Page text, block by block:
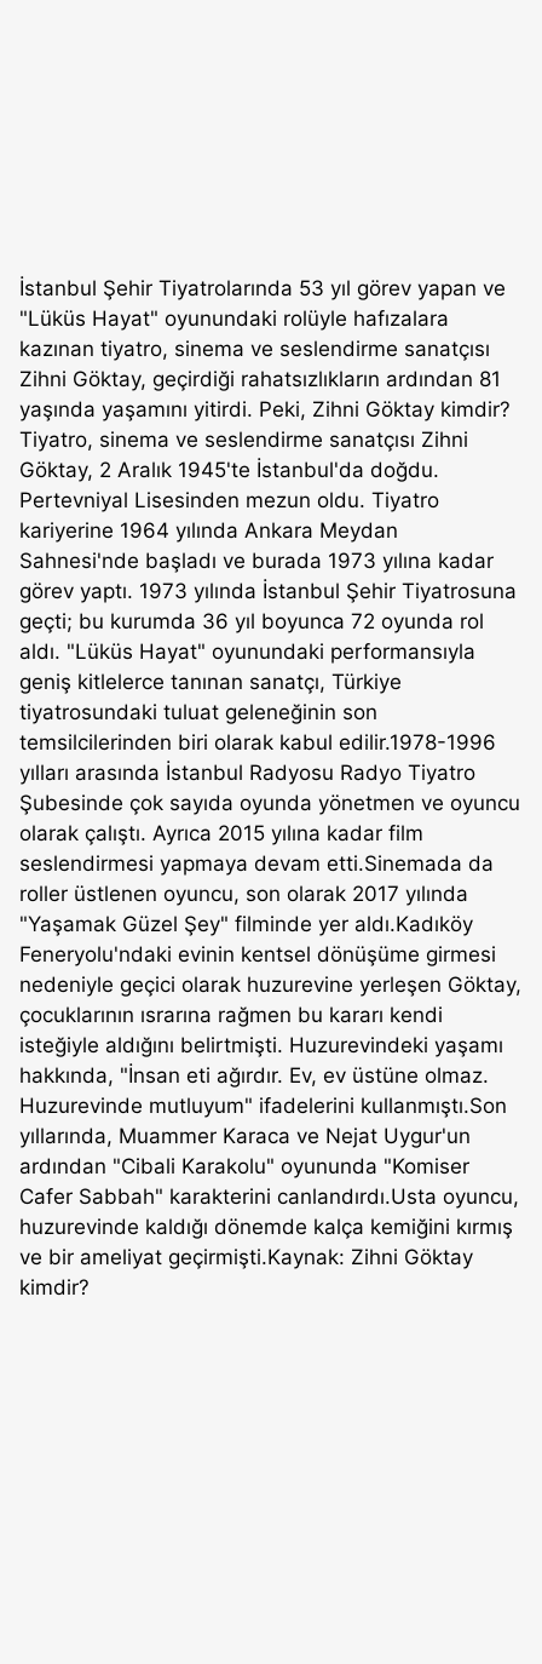
İstanbul Şehir Tiyatrolarında 53 yıl görev yapan ve
"Lüküs Hayat" oyunundaki rolüyle hafızalara
kazınan tiyatro, sinema ve seslendirme sanatçısı
Zihni Göktay, geçirdiği rahatsızlıkların ardından 81
yaşında yaşamını yitirdi. Peki, Zihni Göktay kimdir?
Tiyatro, sinema ve seslendirme sanatçısı Zihni
Göktay, 2 Aralık 1945'te İstanbul'da doğdu.
Pertevniyal Lisesinden mezun oldu. Tiyatro
kariyerine 1964 yılında Ankara Meydan
Sahnesi'nde başladı ve burada 1973 yılına kadar
görev yaptı. 1973 yılında İstanbul Şehir Tiyatrosuna
geçti; bu kurumda 36 yıl boyunca 72 oyunda rol
aldı. "Lüküs Hayat" oyunundaki performansıyla
geniş kitlelerce tanınan sanatçı, Türkiye
tiyatrosundaki tuluat geleneğinin son
temsilcilerinden biri olarak kabul edilir.1978-1996
yılları arasında İstanbul Radyosu Radyo Tiyatro
Şubesinde çok sayıda oyunda yönetmen ve oyuncu
olarak çalıştı. Ayrıca 2015 yılına kadar film
seslendirmesi yapmaya devam etti.Sinemada da
roller üstlenen oyuncu, son olarak 2017 yılında
"Yaşamak Güzel Şey" filminde yer aldı.Kadıköy
Feneryolu'ndaki evinin kentsel dönüşüme girmesi
nedeniyle geçici olarak huzurevine yerleşen Göktay,
çocuklarının ısrarına rağmen bu kararı kendi
isteğiyle aldığını belirtmişti. Huzurevindeki yaşamı
hakkında, "İnsan eti ağırdır. Ev, ev üstüne olmaz.
Huzurevinde mutluyum" ifadelerini kullanmıştı.Son
yıllarında, Muammer Karaca ve Nejat Uygur'un
ardından "Cibali Karakolu" oyununda "Komiser
Cafer Sabbah" karakterini canlandırdı.Usta oyuncu,
huzurevinde kaldığı dönemde kalça kemiğini kırmış
ve bir ameliyat geçirmişti.Kaynak: Zihni Göktay
kimdir?